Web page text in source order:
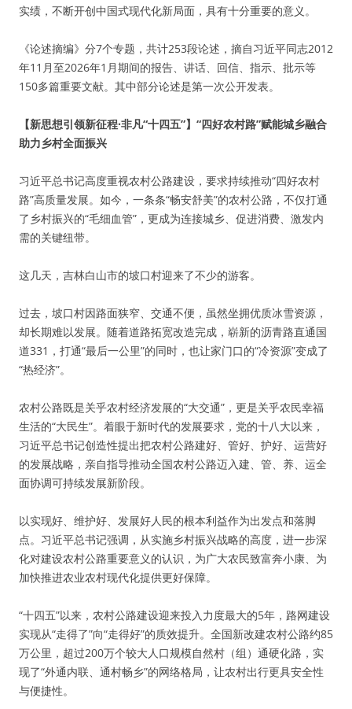
实绩，不断开创中国式现代化新局面，具有十分重要的意义。
《论述摘编》分7个专题，共计253段论述，摘自习近平同志2012
年11月至2026年1月期间的报告、讲话、回信、指示、批示等
150多篇重要文献。其中部分论述是第一次公开发表。
【新思想引领新征程·非凡“十四五”】“四好农村路”赋能城乡融合
助力乡村全面振兴
习近平总书记高度重视农村公路建设，要求持续推动“四好农村
路”高质量发展。如今，一条条“畅安舒美”的农村公路，不仅打通
了乡村振兴的“毛细血管”，更成为连接城乡、促进消费、激发内
需的关键纽带。
这几天，吉林白山市的坡口村迎来了不少的游客。
过去，坡口村因路面狭窄、交通不便，虽然坐拥优质冰雪资源，
却长期难以发展。随着道路拓宽改造完成，崭新的沥青路直通国
道331，打通“最后一公里”的同时，也让家门口的“冷资源”变成了
“热经济”。
农村公路既是关乎农村经济发展的“大交通”，更是关乎农民幸福
生活的“大民生”。着眼于新时代的发展要求，党的十八大以来，
习近平总书记创造性提出把农村公路建好、管好、护好、运营好
的发展战略，亲自指导推动全国农村公路迈入建、管、养、运全
面协调可持续发展新阶段。
以实现好、维护好、发展好人民的根本利益作为出发点和落脚
点。习近平总书记强调，从实施乡村振兴战略的高度，进一步深
化对建设农村公路重要意义的认识，为广大农民致富奔小康、为
加快推进农业农村现代化提供更好保障。
“十四五”以来，农村公路建设迎来投入力度最大的5年，路网建设
实现从“走得了”向“走得好”的质效提升。全国新改建农村公路约85
万公里，超过200万个较大人口规模自然村（组）通硬化路，实
现了“外通内联、通村畅乡”的网络格局，让农村出行更具安全性
与便捷性。